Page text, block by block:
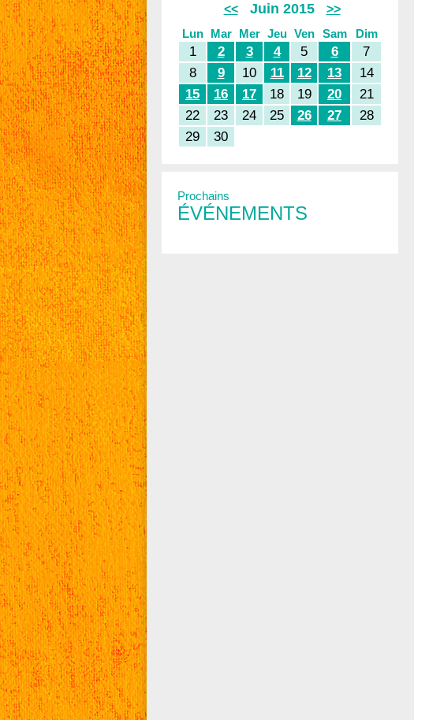
<< Juin 2015
>>
Lun
Mar Mer Jeu Ven Sam Dim
1 2 3 4 5 6
7
8
9 10 11 12 13
14
15
16 17 18 19 20
21
22
23 24 25 26 27
28
29
30
Prochains
ÉVÉNEMENTS